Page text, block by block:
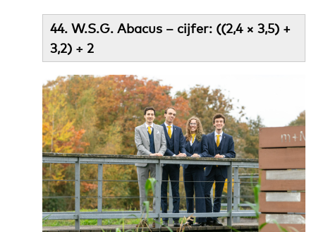
44. W.S.G. Abacus – cijfer: ((2,4 × 3,5) +
3,2) ÷ 2